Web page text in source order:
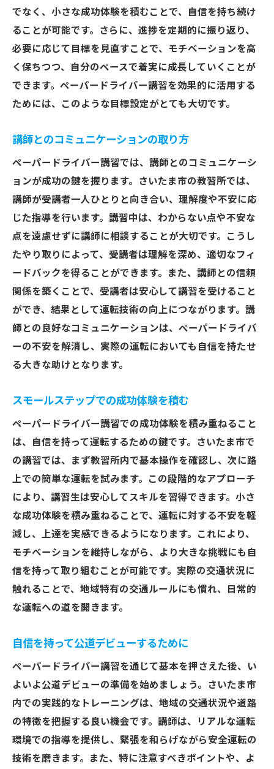
でなく、小さな成功体験を積むことで、自信を持ち続け
ることが可能です。さらに、進捗を定期的に振り返り、
必要に応じて目標を見直すことで、モチベーションを高
く保ちつつ、自分のペースで着実に成長していくことが
できます。ペーパードライバー講習を効果的に活用する
ためには、このような目標設定がとても大切です。
講師とのコミュニケーションの取り方
ペーパードライバー講習では、講師とのコミュニケーシ
ョンが成功の鍵を握ります。さいたま市の教習所では、
講師が受講者一人ひとりと向き合い、理解度や不安に応
じた指導を行います。講習中は、わからない点や不安な
点を遠慮せずに講師に相談することが大切です。こうし
たやり取りによって、受講者は理解を深め、適切なフィ
ードバックを得ることができます。また、講師との信頼
関係を築くことで、受講者は安心して講習を受けること
ができ、結果として運転技術の向上につながります。講
師との良好なコミュニケーションは、ペーパードライバ
ーの不安を解消し、実際の運転においても自信を持たせ
る大きな助けとなります。
スモールステップでの成功体験を積む
ペーパードライバー講習での成功体験を積み重ねること
は、自信を持って運転するための鍵です。さいたま市で
の講習では、まず教習所内で基本操作を確認し、次に路
上での簡単な運転を試みます。この段階的なアプローチ
により、講習生は安心してスキルを習得できます。小さ
な成功体験を積み重ねることで、運転に対する不安を軽
減し、上達を実感できるようになります。これにより、
モチベーションを維持しながら、より大きな挑戦にも自
信を持って取り組むことが可能です。実際の交通状況に
触れることで、地域特有の交通ルールにも慣れ、日常的
な運転への道を開きます。
自信を持って公道デビューするために
ペーパードライバー講習を通じて基本を押さえた後、い
よいよ公道デビューの準備を始めましょう。さいたま市
内での実践的なトレーニングは、地域の交通状況や道路
の特徴を把握する良い機会です。講師は、リアルな運転
環境での指導を提供し、緊張を和らげながら安全運転の
技術を磨きます。また、特に注意すべきポイントや、よ